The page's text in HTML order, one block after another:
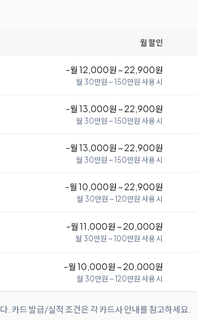
월 할인
-월 12,000원 ~ 22,900원
월 30만원 ~ 150만원 사용 시
-월 13,000원 ~ 22,900원
월 30만원 ~ 150만원 사용 시
-월 13,000원 ~ 22,900원
월 30만원 ~ 150만원 사용 시
-월 10,000원 ~ 22,900원
월 30만원 ~ 120만원 사용 시
-월 11,000원 ~ 20,000원
월 30만원 ~ 100만원 사용 시
-월 10,000원 ~ 20,000원
월 30만원 ~ 120만원 사용 시
. 카드 발급/실적 조건은 각 카드사 안내를 참고하세요.